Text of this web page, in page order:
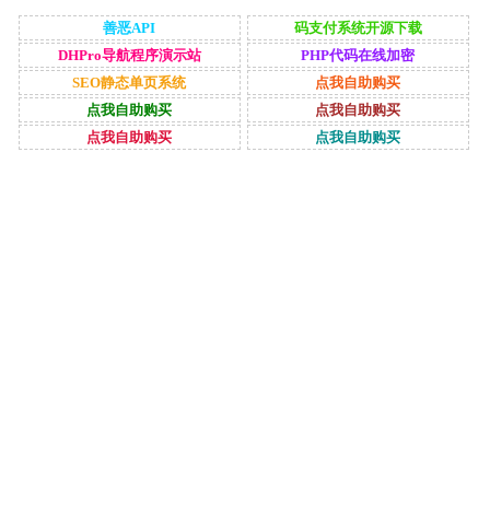
善恶API
码支付系统开源下载
DHPro导航程序演示站
PHP代码在线加密
SEO静态单页系统
点我自助购买
点我自助购买
点我自助购买
点我自助购买
点我自助购买